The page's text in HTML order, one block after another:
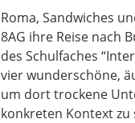
Roma, Sandwiches
8AG ihre Reise nach
des Schulfaches
vier wunderschöne,
um dort trockene
konkreten Kontext